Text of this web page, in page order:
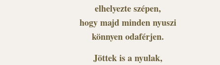
elhelyezte szépen,
hogy majd minden nyuszi
könnyen odaférjen.
Jöttek is a nyulak,